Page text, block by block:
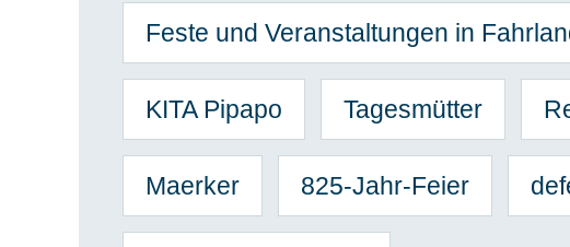
Feste und Veranstaltungen in
KITA Pipapo Tagesmütter
Maerker 825-Jahr-Feier